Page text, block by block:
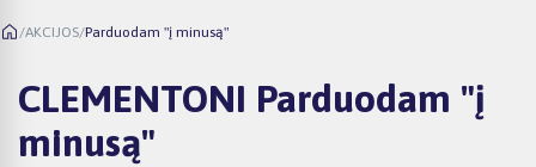
/AKCIJOS/Parduodam "į minusą"
CLEMENTONI Parduodam "į
minusą"